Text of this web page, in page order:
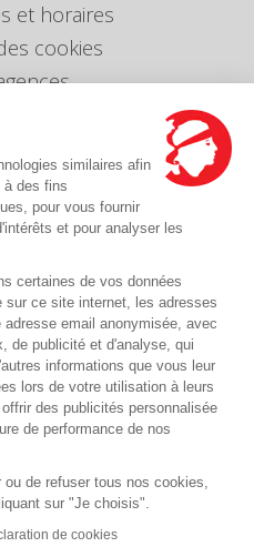
similaires afin
à des fins
pour vous fournir
et pour analyser les
certaines de vos données
ce site internet, les adresses
adresse email anonymisée, avec
de publicité et d'analyse, qui
informations que vous leur
lors de votre utilisation à leurs
des publicités personnalisée
de performance de nos
de refuser tous nos cookies,
sur "Je choisis".
de cookies
et horaires
cookies
un message
Modifications
des données
Femmes-Hommes
femmes-hommes dans
de direction
question ?
ici
20000 Ajaccio -